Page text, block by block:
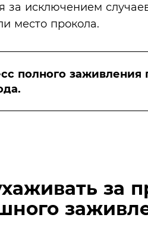
за исключением
место прокола.
полного заживления
за